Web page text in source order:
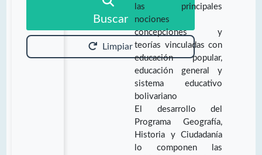
Buscar
Limpiar
las principales
nociones
concepciones y
teorías vinculadas con
educación popular,
educación general y
sistema educativo
bolivariano
El desarrollo del
Programa Geografía,
Historia y Ciudadanía
lo componen las